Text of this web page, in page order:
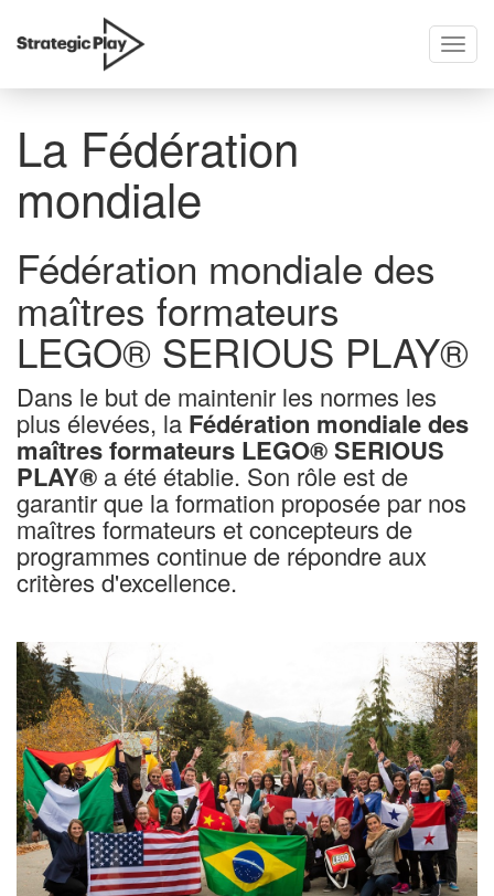
skip
La Fédération
mondiale
Fédération mondiale des
maîtres formateurs
LEGO® SERIOUS PLAY®
Dans le but de maintenir les normes les
plus élevées, la Fédération mondiale des
maîtres formateurs LEGO® SERIOUS
PLAY® a été établie. Son rôle est de
garantir que la formation proposée par nos
maîtres formateurs et concepteurs de
programmes continue de répondre aux
critères d'excellence.